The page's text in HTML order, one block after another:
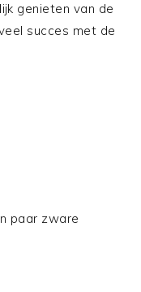
genieten van de
succes met de
paar zware